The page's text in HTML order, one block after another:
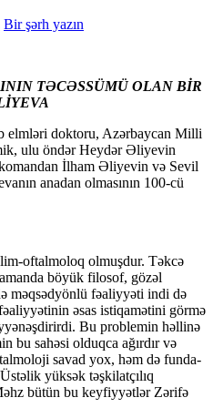
Bir şərh yazın
TƏ­CƏS­­­SÜMÜ OLAN BİR
elmləri doktoru, Azərbaycan Milli
ulu öndər Heydər Əliyevin
İlham Əliyevin və Sevil
anadan olmasının 100-cü
oftalmoloq olmuşdur. Təkcə
böyük filosof, gözəl
məqsədyönlü fəaliyyəti indi də
əsas is­tiqamətini görmə
Bu problemin həllinə
bu sahəsi olduqca ağır­dır və
savad yox, həm də funda­
yüksək təşkilatçılıq
bütün bu keyfiyyətlər Zərifə